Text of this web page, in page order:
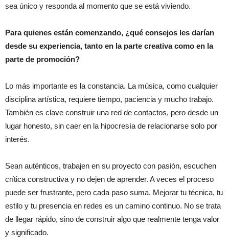
sea único y responda al momento que se está viviendo.
Para quienes están comenzando, ¿qué consejos les darían
desde su experiencia, tanto en la parte creativa como en la
parte de promoción?
Lo más importante es la constancia. La música, como cualquier
disciplina artística, requiere tiempo, paciencia y mucho trabajo.
También es clave construir una red de contactos, pero desde un
lugar honesto, sin caer en la hipocresía de relacionarse solo por
interés.
Sean auténticos, trabajen en su proyecto con pasión, escuchen
crítica constructiva y no dejen de aprender. A veces el proceso
puede ser frustrante, pero cada paso suma. Mejorar tu técnica, tu
estilo y tu presencia en redes es un camino continuo. No se trata
de llegar rápido, sino de construir algo que realmente tenga valor
y significado.